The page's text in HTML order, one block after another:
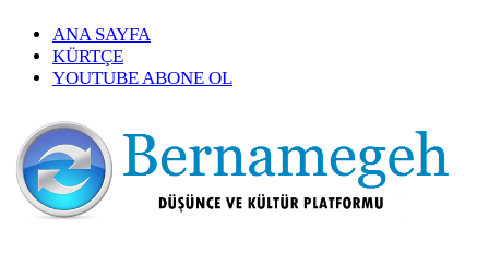
ANA SAYFA
KÜRTÇE
YOUTUBE ABONE OL